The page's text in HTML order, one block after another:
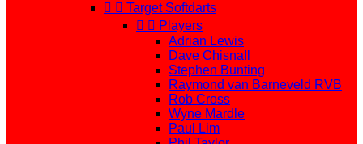
  Target Softdarts
  Players
Adrian Lewis
Dave Chisnall
Stephen Bunting
Raymond van Barneveld RVB
Rob Cross
Wyne Mardle
Paul Lim